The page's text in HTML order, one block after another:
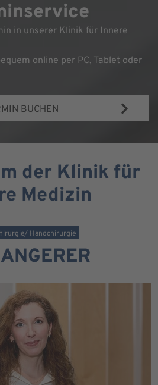
in unserer Klinik für Innere
online per PC, Tablet oder
BUCHEN
der Klinik für
Medizin
Handchirurgie